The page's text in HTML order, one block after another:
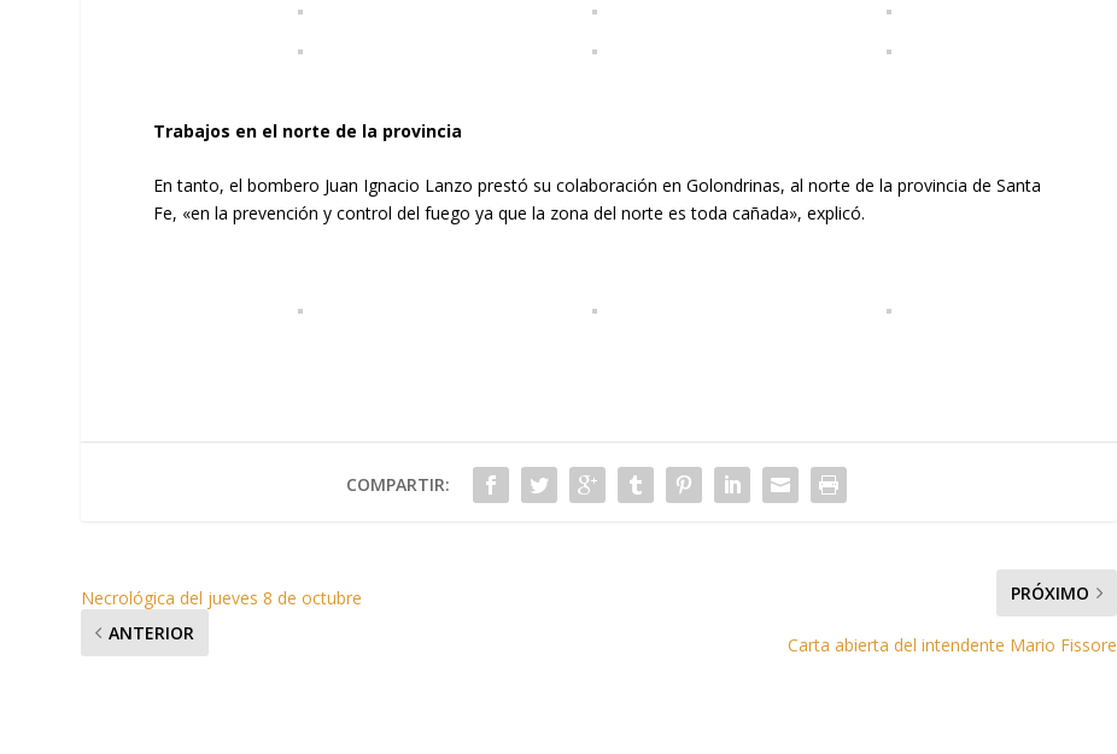
Trabajos en el norte de la provincia
En tanto, el bombero Juan Ignacio Lanzo prestó su colaboración en Golondrinas, al norte de la provincia de Santa
Fe, «en la prevención y control del fuego ya que la zona del norte es toda cañada», explicó.
COMPARTIR:
Necrológica del jueves 8 de octubre
ANTERIOR
PRÓXIMO
Carta abierta del intendente Mario Fissore